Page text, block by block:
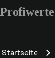
Profiwerte
Startseite